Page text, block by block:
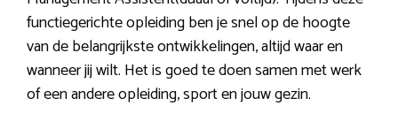
functiegerichte opleiding ben je snel op de hoogte
van de belangrijkste ontwikkelingen, altijd waar en
wanneer jij wilt. Het is goed te doen samen met werk
of een andere opleiding, sport en jouw gezin.